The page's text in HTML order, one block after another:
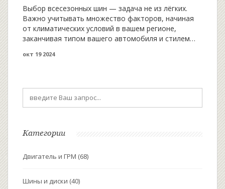
Выбор всесезонных шин — задача не из лёгких.
Важно учитывать множество факторов, начиная
от климатических условий в вашем регионе,
заканчивая типом вашего автомобиля и стилем
характеристики, на которые стоит обратить
сбалансировать экономичность и безопасность
вашего выбора.
окт 19 2024
Категории
Двигатель и ГРМ (68)
Шины и диски (40)